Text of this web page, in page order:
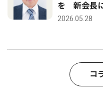
を 新会長
2026.05.28
コ